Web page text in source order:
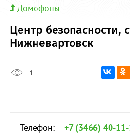
Домофоны
Центр безопасности,
Нижневартовск
1
Телефон:
+7 (3466) 40-